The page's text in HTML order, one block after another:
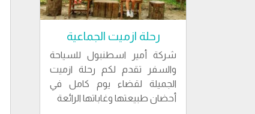
رحلة ازميت الجماعية
شركة أمير اسطنبول للسياحة
والسفر تقدم لكم رحلة ازميت
الجميلة لقضاء يوم كامل في
أحضان طبيعتها وغاباتها الرائعة